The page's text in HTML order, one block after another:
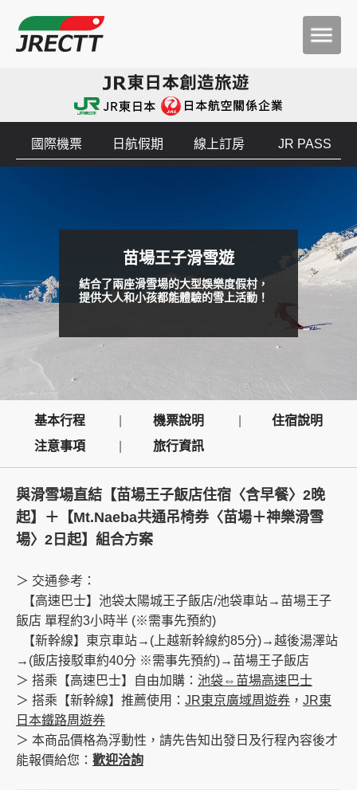
創造旅遊
國際機票 日航假期 線上訂房 JR PASS
苗場王子滑雪遊
結合了兩座滑雪場的大型娛樂度假村，
提供大人和小孩都能體驗的雪上活動！
基本行程 機票說明
住宿說明
注意事項
旅行資訊
與滑雪場直結【苗場王子飯店住宿〈含早餐〉2晚
起】＋【Mt.Naeba共通吊椅券〈苗場＋神樂滑雪
場〉2日起】組合方案
＞ 交通參考：
【高速巴士】池袋太陽城王子飯店/池袋車站→苗場王子
飯店 單程約3小時半 (※需事先預約)
【新幹線】東京車站→(上越新幹線約85分)→越後湯澤站
→(飯店接駁車約40分 ※需事先預約)→苗場王子飯店
＞ 搭乘【高速巴士】自由加購： 池袋⇔苗場高速巴士
＞ 搭乘【新幹線】推薦使用： JR東京廣域周遊券 ， JR東
日本鐵路周遊券
＞ 本商品價格為浮動性，請先告知出發日及行程內容後才
能報價給您： 歡迎洽詢